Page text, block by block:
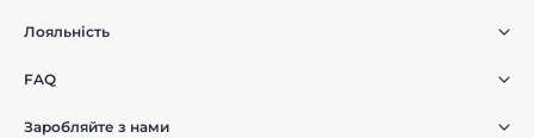
Лояльність
FAQ
Заробляйте з нами